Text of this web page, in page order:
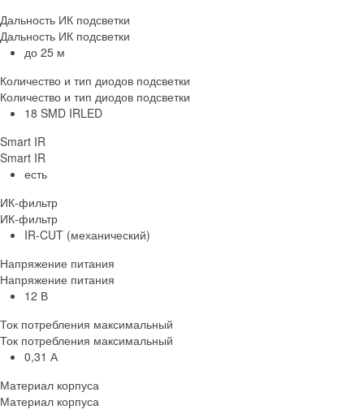
Дальность ИК подсветки
Дальность ИК подсветки
до 25 м
Количество и тип диодов подсветки
Количество и тип диодов подсветки
18 SMD IRLED
Smart IR
Smart IR
есть
ИК-фильтр
ИК-фильтр
IR-CUT (механический)
Напряжение питания
Напряжение питания
12 В
Ток потребления максимальный
Ток потребления максимальный
0,31 А
Материал корпуса
Материал корпуса